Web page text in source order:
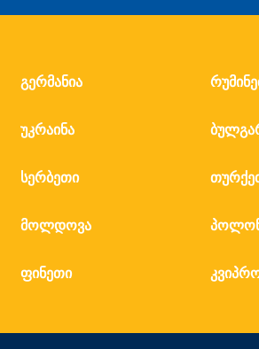
გერმანია
უკრაინა
სერბეთი
მოლდოვა
ფინეთი